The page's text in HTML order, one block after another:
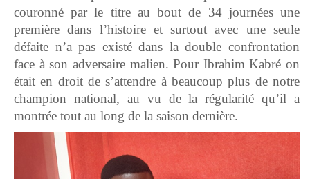
couronné par le titre au bout de 34 journées une
première dans l’histoire et surtout avec une seule
défaite n’a pas existé dans la double confrontation
face à son adversaire malien. Pour Ibrahim Kabré on
était en droit de s’attendre à beaucoup plus de notre
champion national, au vu de la régularité qu’il a
montrée tout au long de la saison dernière.